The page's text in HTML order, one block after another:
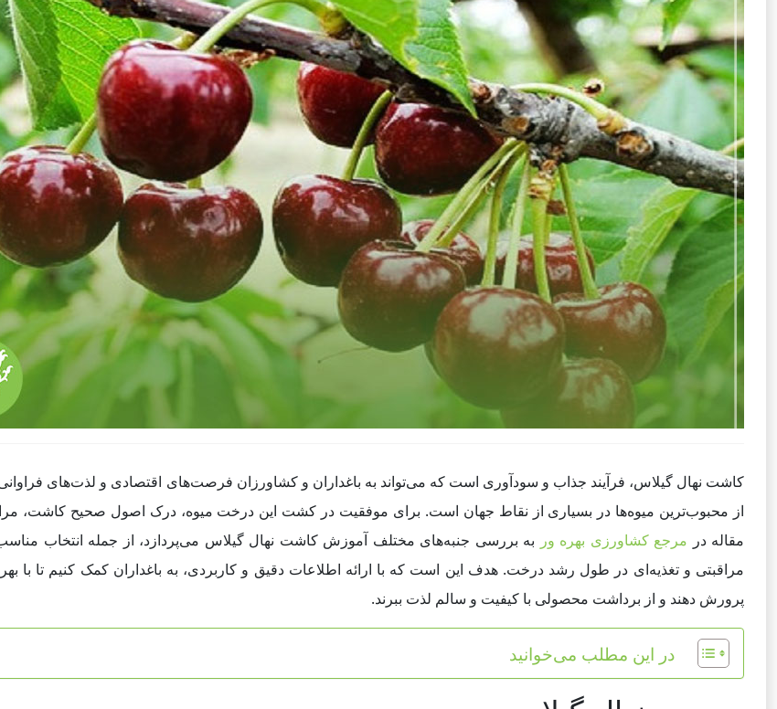
کاشت نهال گیلاس، فرآیند جذاب و سودآوری است که می‌تواند به باغداران و کشاورزان فرصت‌های اقتصادی و لذت‌های
از محبوب‌ترین میوه‌ها در بسیاری از نقاط جهان است. برای موفقیت در کشت این درخت میوه، درک اصول صحیح کاشت،
مقاله در مرجع کشاورزی بهره ور به بررسی جنبه‌های مختلف آموزش کاشت نهال گیلاس می‌پردازد، از جمله انتخاب
مراقبتی و تغذیه‌ای در طول رشد درخت. هدف این است که با ارائه اطلاعات دقیق و کاربردی، به باغداران کمک کنیم تا با
پرورش دهند و از برداشت محصولی با کیفیت و سالم لذت ببرند.
در این مطلب می‌خوانید